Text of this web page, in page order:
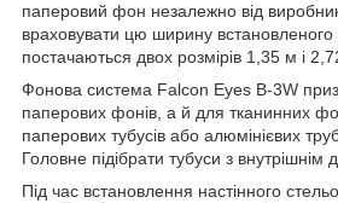
паперовий фон незалежно від
враховувати цю ширину
постачаються двох розмірів 1,35 м і
Фонова система Falcon Eyes B-3W
паперових фонів, а й для тканинних
паперових тубусів або алюмінієвих
Головне підібрати тубуси з
Під час встановлення настінного